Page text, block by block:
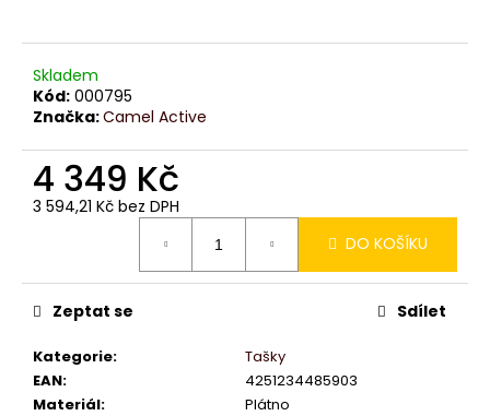
Skladem
Kód: 000795
Značka:Camel Active
4 349 Kč
3 594,21 Kč bez DPH
DO KOŠÍKU
Kategorie:
Tašky
EAN:
4251234485903
Materiál:
Plátno
Zeptat se Sdílet